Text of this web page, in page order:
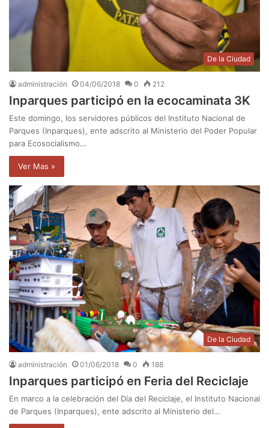
De la Ciudad
administración 04/06/2018 0 212
Inparques participó en la ecocaminata 3K
Este domingo, los servidores públicos del Instituto Nacional de
Parques (Inparques), ente adscrito al Ministerio del Poder Popular
para Ecosocialismo…
Ver Mas »
De la Ciudad
administración 01/06/2018 0 188
Inparques participó en Feria del Reciclaje
En marco a la celebración del Día del Reciclaje, el Instituto Nacional
de Parques (Inparques), ente adscrito al Ministerio del…